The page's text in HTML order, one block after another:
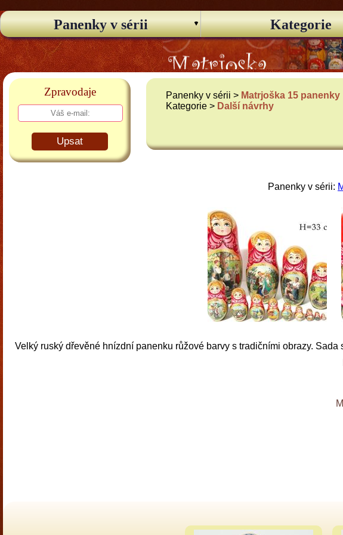
Panenky v sérii Kategorie
Zpravodaje
Upsat
Panenky v sérii > Matrjoška 15 panenky
Kategorie > Další návrhy
Panenky v sérii:
Velký ruský dřevěné hnízdní panenku růžové barvy s tradičními obrazy.